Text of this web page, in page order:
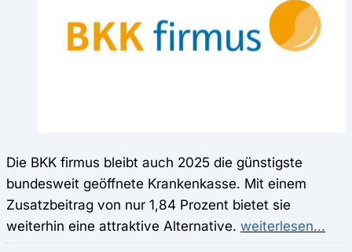
Die BKK firmus bleibt auch 2025 die günstigste
bundesweit geöffnete Krankenkasse. Mit einem
Zusatzbeitrag von nur 1,84 Prozent bietet sie
weiterhin eine attraktive Alternative. weiterlesen...